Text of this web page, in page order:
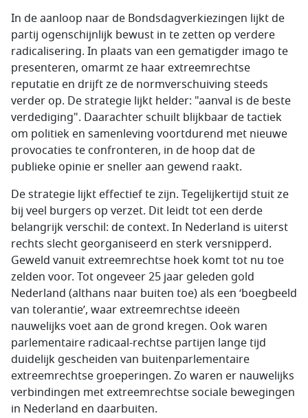
In de aanloop naar de Bondsdagverkiezingen lijkt de
partij ogenschijnlijk bewust in te zetten op verdere
radicalisering. In plaats van een gematigder imago te
presenteren, omarmt ze haar extreemrechtse
reputatie en drijft ze de normverschuiving steeds
verder op. De strategie lijkt helder: "aanval is de beste
verdediging". Daarachter schuilt blijkbaar de tactiek
om politiek en samenleving voortdurend met nieuwe
provocaties te confronteren, in de hoop dat de
publieke opinie er sneller aan gewend raakt.
De strategie lijkt effectief te zijn. Tegelijkertijd stuit ze
bij veel burgers op verzet. Dit leidt tot een derde
belangrijk verschil: de context. In Nederland is uiterst
rechts slecht georganiseerd en sterk versnipperd.
Geweld vanuit extreemrechtse hoek komt tot nu toe
zelden voor. Tot ongeveer 25 jaar geleden gold
Nederland (althans naar buiten toe) als een ‘boegbeeld
van tolerantie’, waar extreemrechtse ideeën
nauwelijks voet aan de grond kregen. Ook waren
parlementaire radicaal-rechtse partijen lange tijd
duidelijk gescheiden van buitenparlementaire
extreemrechtse groeperingen. Zo waren er nauwelijks
verbindingen met extreemrechtse sociale bewegingen
in Nederland en daarbuiten.